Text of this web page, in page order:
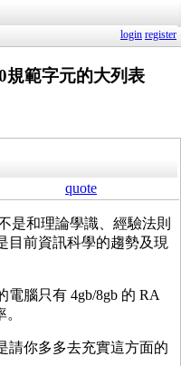
login register
規範字元的大列表
quote
是和理論學識、經驗法則
目前資訊科學的趨勢及現
腦只有 4gb/8gb 的 RA
請你多多去充實這方面的